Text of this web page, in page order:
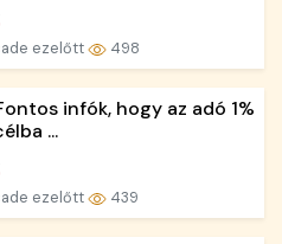
ezelőtt 498
infók, hogy az adó 1%
...
ezelőtt 439